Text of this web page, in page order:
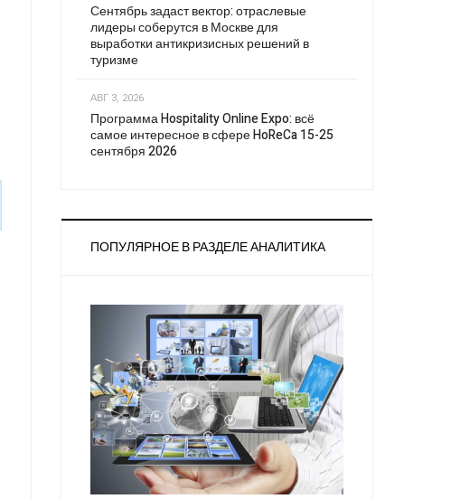
Сентябрь задаст вектор: отраслевые
лидеры соберутся в Москве для
выработки антикризисных решений в
туризме
АВГ 3, 2026
Программа Hospitality Online Expo: всё
самое интересное в сфере HoReCa 15-25
сентября 2026
ПОПУЛЯРНОЕ В РАЗДЕЛЕ АНАЛИТИКА